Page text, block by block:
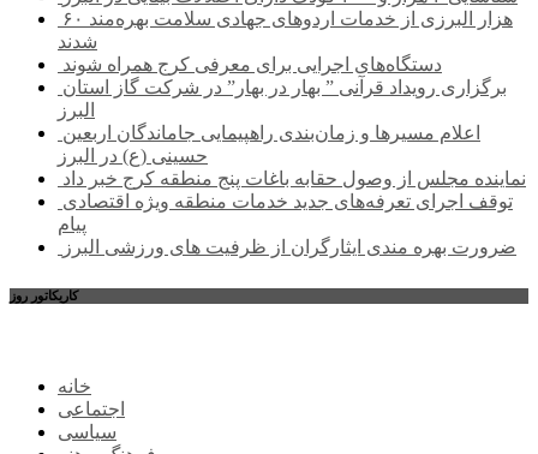
۶۰ هزار البرزی از خدمات اردوهای جهادی سلامت بهره‌مند
شدند
دستگاه‌های اجرایی برای معرفی کرج همراه شوند
البرز
حسینی (ع) در البرز
نماینده مجلس از وصول حقابه باغات پنج منطقه کرج خبر داد
پیام
ضرورت بهره مندی ایثارگران از ظرفیت های ورزشی البرز
کاریکاتور روز
خانه
اجتماعی
سیاسی